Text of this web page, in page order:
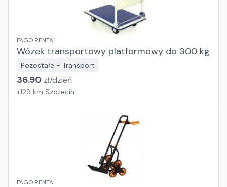
FAGO RENTAL
Wózek transportowy platformowy do 300 kg
Pozostałe - Transport
36.90 zł/dzień
+129 km Szczecin
FAGO RENTAL